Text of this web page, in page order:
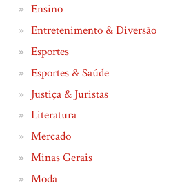
Ensino
Entretenimento & Diversão
Esportes
Esportes & Saúde
Justiça & Juristas
Literatura
Mercado
Minas Gerais
Moda